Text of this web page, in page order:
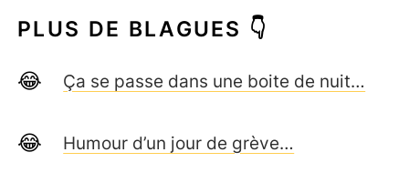
PLUS DE BLAGUES 👇
Ça se passe dans une boite de nuit…
Humour d’un jour de grève…